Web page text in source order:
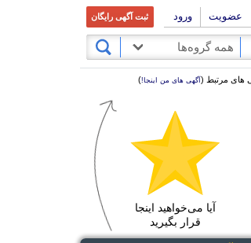
عضویت ورود ثبت آگهی رایگان
همه گروه‌ها
های مرتبط (آگهی های من اینجا!)
آیا می‌خواهید اینجا
قرار بگیرید